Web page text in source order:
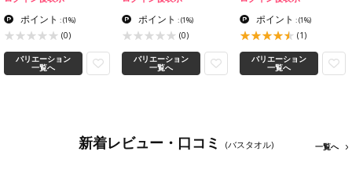
ポイント :(1%)
(0)
バリエーション
一覧へ
ポイント :(1%)
(0)
バリエーション
一覧へ
ポイント :(1%)
(1)
バリエーション
一覧へ
新着レビュー・口コミ (バスタオル) 一覧へ